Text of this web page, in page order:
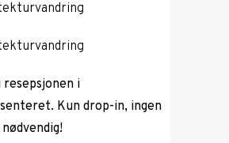
i
Kun drop-in, ingen